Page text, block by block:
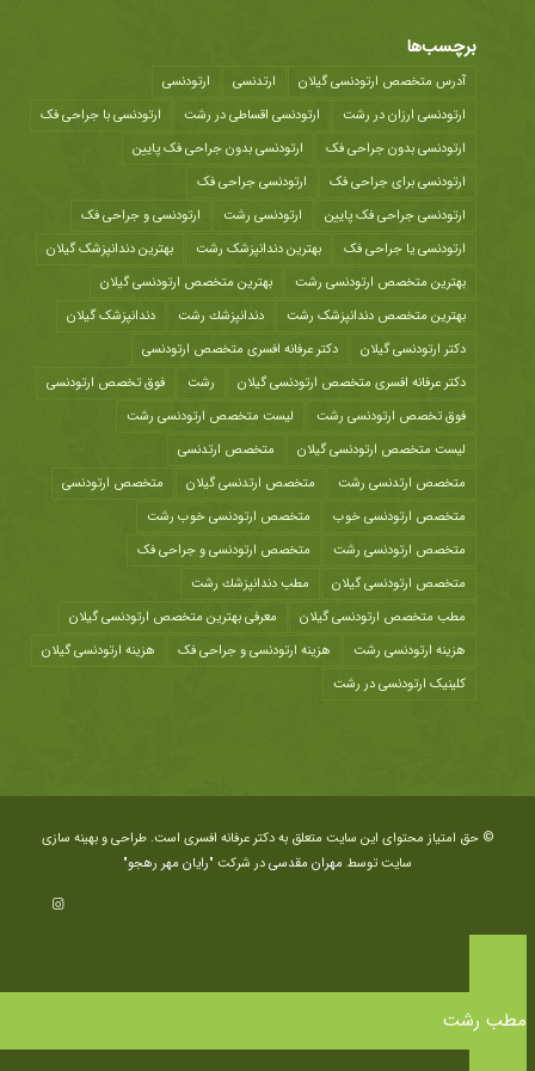
برچسب‌ها
آدرس متخصص ارتودنسی گیلان ارتدنسی
ارتودنسی
ارتودنسی ارزان در رشت
ارتودنسی اقساطی در رشت
ارتودنسی با جراحی فک
ارتودنسی بدون جراحی فک
ارتودنسی بدون جراحی فک پایین
ارتودنسی برای جراحی فک
ارتودنسی جراحی فک
ارتودنسی جراحی فک پایین
ارتودنسی رشت
ارتودنسی و جراحی فک
ارتودنسی یا جراحی فک
بهترین دندانپزشک رشت
بهترین دندانپزشک گیلان
بهترین متخصص ارتودنسی رشت
بهترین متخصص ارتودنسی گیلان
بهترین متخصص دندانپزشک رشت
دندانپزشك رشت
دندانپزشک گیلان
دکتر ارتودنسی گیلان
دکتر عرفانه افسری متخصص ارتودنسی
دکتر عرفانه افسری متخصص ارتودنسی گیلان
رشت
فوق تخصص ارتودنسی
فوق تخصص ارتودنسی رشت
لیست متخصص ارتودنسی رشت
لیست متخصص ارتودنسی گیلان
متخصص ارتدنسی
متخصص ارتدنسی رشت
متخصص ارتدنسی گیلان
متخصص ارتودنسی
متخصص ارتودنسی خوب
متخصص ارتودنسی خوب رشت
متخصص ارتودنسی رشت
متخصص ارتودنسی و جراحی فک
متخصص ارتودنسی گیلان
مطب دندانپزشك رشت
مطب متخصص ارتودنسی گیلان
معرفی بهترین متخصص ارتودنسی گیلان
هزينه ارتودنسی رشت
هزینه ارتودنسی و جراحی فک
هزینه ارتودنسی گیلان
کلینیک ارتودنسی در رشت
© حق امتیاز محتوای این سایت متعلق به دکتر عرفانه افسری است. طراحی و بهینه سازی
سایت توسط مهران مقدسیدر شرکت "رایان مهر رهجو"
مطب رشت